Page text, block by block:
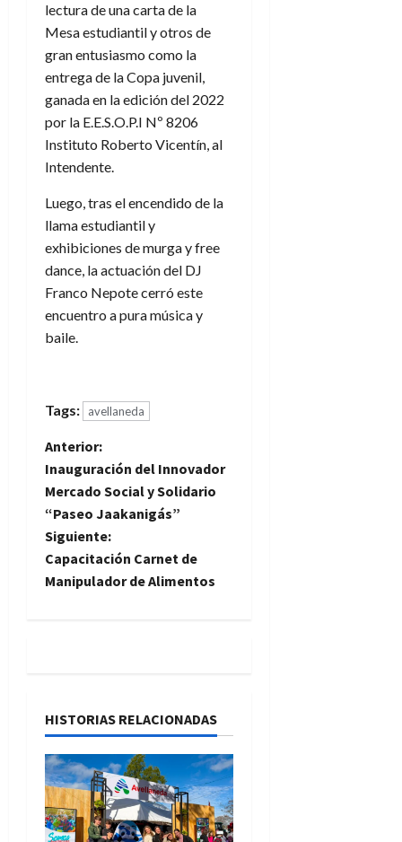
lectura de una carta de la
Mesa estudiantil y otros de
gran entusiasmo como la
entrega de la Copa juvenil,
ganada en la edición del 2022
por la E.E.S.O.P.I Nº 8206
Instituto Roberto Vicentín, al
Intendente.
Luego, tras el encendido de la
llama estudiantil y
exhibiciones de murga y free
dance, la actuación del DJ
Franco Nepote cerró este
encuentro a pura música y
baile.
Tags: avellaneda
N
a
v
e
i
ó
n
d
Anterior:
Inauguración del Innovador
Mercado Social y Solidario
“Paseo Jaakanigás”
Siguiente:
Capacitación Carnet de
Manipulador de Alimentos
HISTORIAS RELACIONADAS